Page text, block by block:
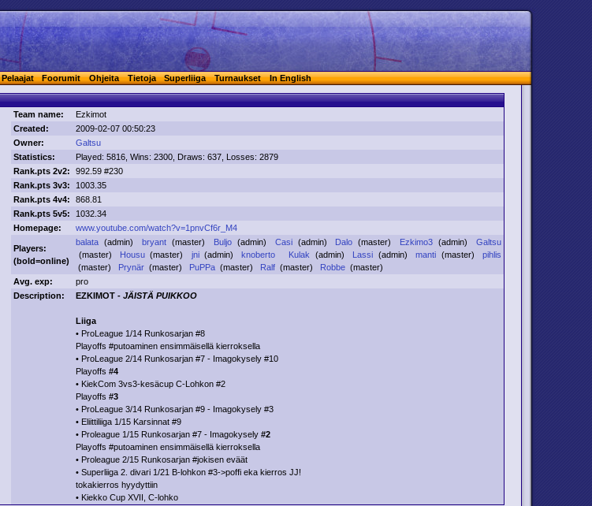
Pelaajat Foorumit Ohjeita Tietoja Superliiga Turnaukset In English
Team name:
Ezkimot
Created:
2009-02-07 00:50:23
Owner:
Galtsu
Statistics:
Played: 5816, Wins: 2300, Draws: 637, Losses: 2879
Rank.pts 2v2:
992.59 #230
Rank.pts 3v3:
1003.35
Rank.pts 4v4:
868.81
Rank.pts 5v5:
1032.34
Homepage:
www.youtube.com/watch?v=1pnvCf6r_M4
Players:
(bold=online)
balata (admin) bryant (master) Buljo (admin) Casi (admin) Dalo (master) Ezkimo3 (admin) Galtsu
(master)
Housu (master) jni (admin)knoberto Kulak (admin) Lassi (admin)manti (master) pihlis
(master) Prynär (master) PuPPa (master) Ralf (master) Robbe (master)
Avg. exp:
pro
Description:
EZKIMOT -JÄISTÄ PUIKKOO
Liiga
• ProLeague 1/14 Runkosarjan #8
Playoffs #putoaminen ensimmäisellä kierroksella
• ProLeague 2/14 Runkosarjan #7 - Imagokysely #10
Playoffs#4
• KiekCom 3vs3-kesäcup C-Lohkon #2
Playoffs#3
• ProLeague 3/14 Runkosarjan #9 - Imagokysely #3
• Eliittiliiga 1/15 Karsinnat #9
• Proleague 1/15 Runkosarjan #7 - Imagokysely#2
Playoffs #putoaminen ensimmäisellä kierroksella
• Proleague 2/15 Runkosarjan #jokisen eväät
• Superliiga 2. divari 1/21 B-lohkon #3->poffi eka kierros JJ!
tokakierros hyydyttiin
• Kiekko Cup XVII, C-lohko